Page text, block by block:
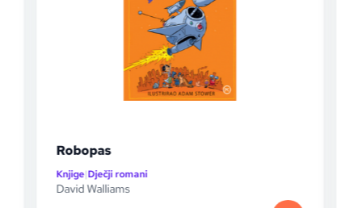
Robopas
Knjige|Dječji romani
David Walliams